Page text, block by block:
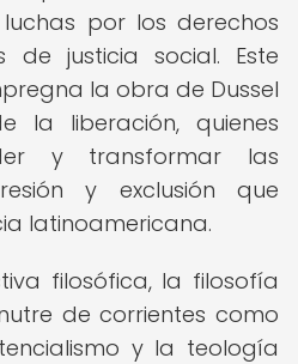
por los derechos
de justicia social. Este
la obra de Dussel
la liberación, quienes
y transformar las
y exclusión que
latinoamericana.
filosófica, la filosofía
de corrientes como
y la teología